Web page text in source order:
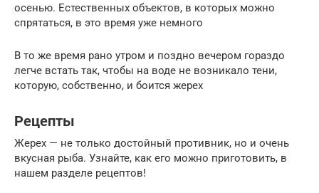
осенью. Естественных объектов, в которых можно
спрятаться, в это время уже немного
В то же время рано утром и поздно вечером гораздо
легче встать так, чтобы на воде не возникало тени,
которую, собственно, и боится жерех
Рецепты
Жерех — не только достойный противник, но и очень
вкусная рыба. Узнайте, как его можно приготовить, в
нашем разделе рецептов!